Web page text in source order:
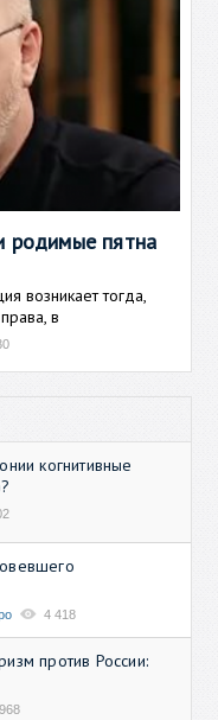
родимые пятна
возникает тогда,
в
когнитивные
4 418
против России: